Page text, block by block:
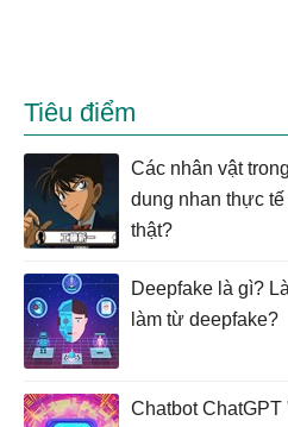
Tiêu điểm
Các nhân vật
dung nhan thực
thật?
Deepfake là gì?
làm từ deepfake?
Chatbot